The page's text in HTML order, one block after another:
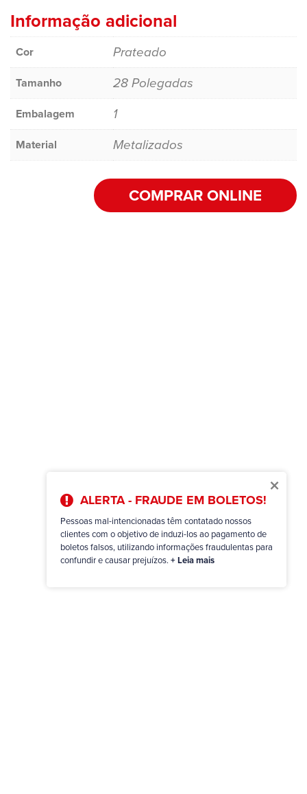
×
ALERTA - FRAUDE EM BOLETOS!
Pessoas mal-intencionadas têm contatado nossos
clientes com o objetivo de induzi-los ao pagamento de
boletos falsos, utilizando informações fraudulentas para
confundir e causar prejuízos. + Leia mais
Informação adicional
Cor Prateado
Tamanho 28 Polegadas
Embalagem 1
Material Metalizados
COMPRAR ONLINE